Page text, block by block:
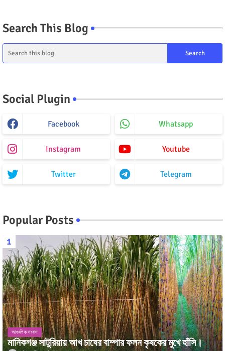
Search This Blog
Social Plugin
Facebook Whatsapp
Instagram Youtube
Twitter Telegram
Popular Posts
আঞ্চলিক সংবাদ
মানিকগঞ্জ সাটুরিয়ায় আখ চাষের বাম্পার ফলন কৃষকের মুখে হাঁসি।